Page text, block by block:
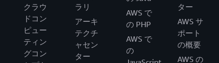
クラウ
ドコン
ピュー
ティン
グコン
ラリ
アーキ
テクチ
ャセン
ター
AWS で
の PHP
AWS で
の
ター
AWS サ
ポート
の概要
AWS の